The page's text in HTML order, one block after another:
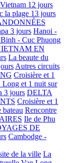
12 jours
la plage 13 jours
3 jours Hanoi -
- Cuc Phuong
EN
La beaute du
Autres circuits
Croisière et 1
Long et 1 nuit sur
3 jours DELTA
Croisière et 1
bateau Rencontre
Ile de Phu
DE
Cambodge -
de la ville La